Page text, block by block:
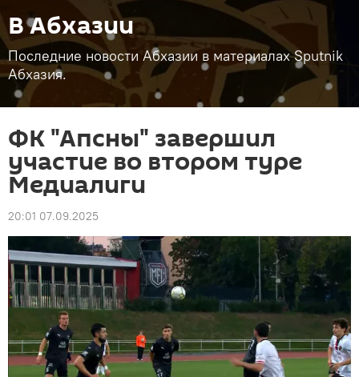
В Абхазии
Последние новости Абхазии в материалах Sputnik
Абхазия.
ФК "Апсны" завершил
участие во втором туре
Медиалиги
20:01 07.09.2025